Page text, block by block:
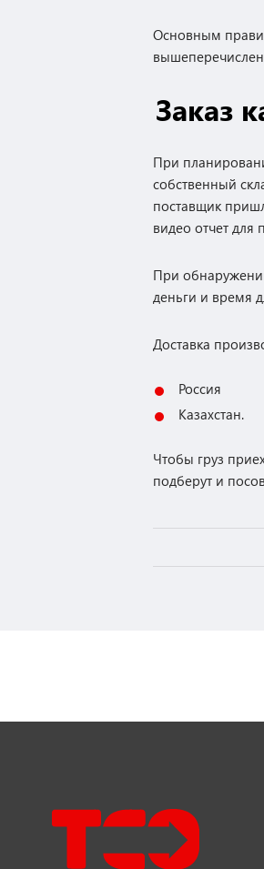
Основным
Заказ
При
собственный
поставщик
видео отчет для
При
деньги и время
Доставка
Россия
Казахстан.
Чтобы груз
подберут и